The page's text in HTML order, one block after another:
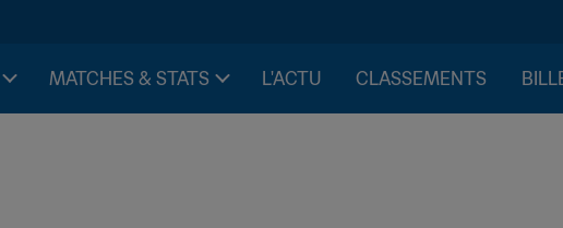
MATCHES & STATS L'ACTU CLASSEMENTS